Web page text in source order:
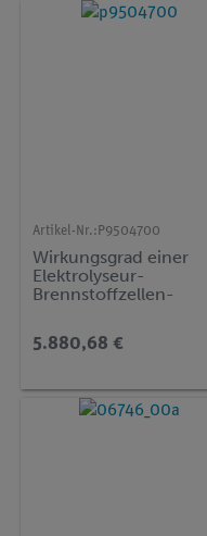
Artikel-Nr.: P9504700
Wirkungsgrad einer
Elektrolyseur-
Brennstoffzellen-
5.880,68 €